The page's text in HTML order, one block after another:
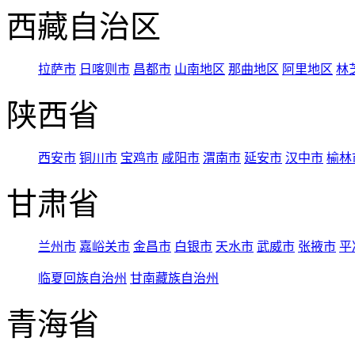
西藏自治区
拉萨市 日喀则市 昌都市 山南地区 那曲地区 阿里地区 林
陕西省
西安市 铜川市 宝鸡市 咸阳市 渭南市 延安市 汉中市 榆林
甘肃省
兰州市 嘉峪关市 金昌市 白银市 天水市 武威市 张掖市 平
临夏回族自治州 甘南藏族自治州
青海省